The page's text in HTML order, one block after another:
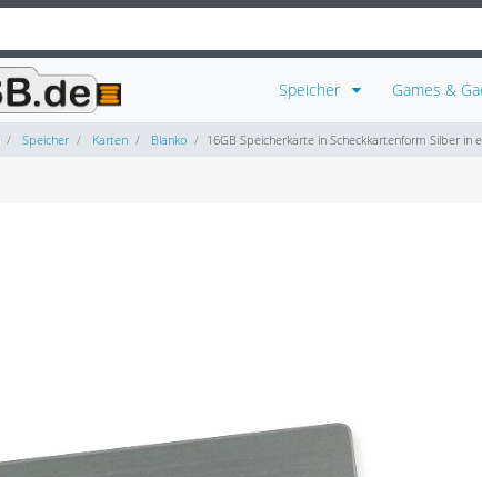
Speicher Games &
Speicher Karten Blanko 16GB Speicherkarte in Scheckkartenform Silber in